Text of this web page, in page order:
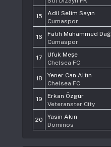
15
Adil Selim Sayın
Cumaspor
16
Fatih Muhammed Dağ
Cumaspor
17
Ufuk Meşe
Chelsea FC
18
Yener Can Altın
Chelsea FC
19
Erkan Özgür
Veteranster City
20
Yasin Akın
Dominos